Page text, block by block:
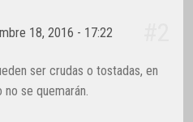
18, 2016 - 17:22
ser crudas o tostadas, en
se quemarán.